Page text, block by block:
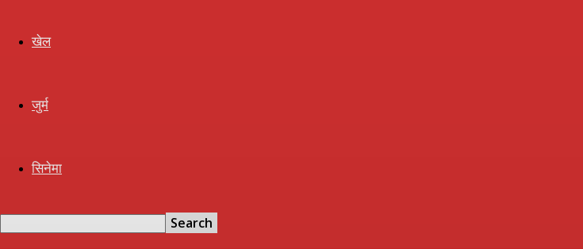
खेल
जुर्म
सिनेमा